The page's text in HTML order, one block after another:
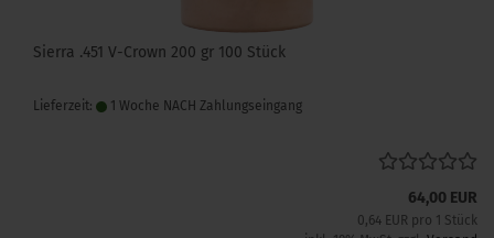
Sierra .451 V-Crown 200 gr 100 Stück
Lieferzeit: 1 Woche NACH Zahlungseingang
64,00 EUR
0,64 EUR pro 1 Stück